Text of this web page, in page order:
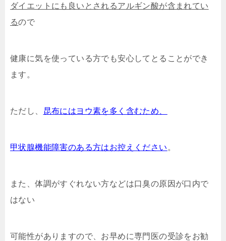
ダイエットにも良いとされるアルギン酸が含まれてい
るので
健康に気を使っている方でも安心してとることができ
ます。
ただし、 昆布にはヨウ素を多く含むため、
甲状腺機能障害のある方はお控えください 。
また、体調がすぐれない方などは口臭の原因が口内で
はない
可能性がありますので、お早めに専門医の受診をお勧